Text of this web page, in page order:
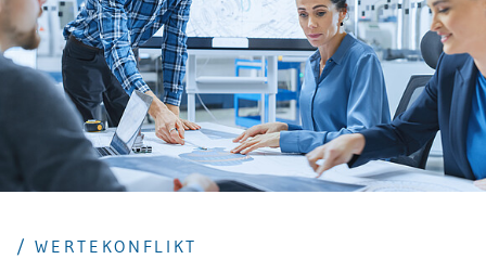
/ WERTEKONFLIKT